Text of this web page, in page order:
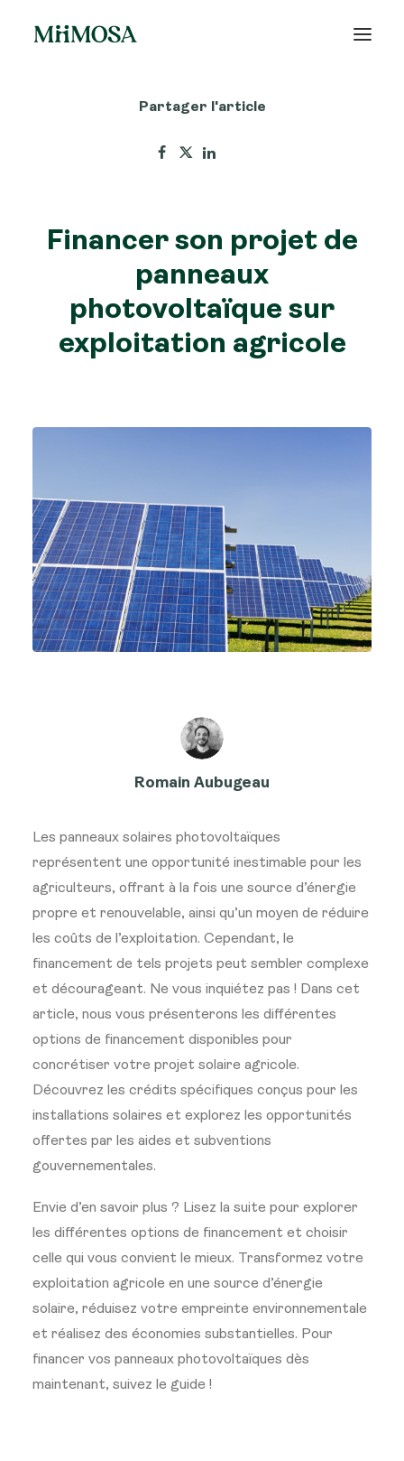
Découvrir MiiMOSA
Recherche
Partager l'article
Financer son projet de
panneaux
photovoltaïque sur
exploitation agricole
Romain Aubugeau
Les panneaux solaires photovoltaïques
représentent une opportunité inestimable pour les
agriculteurs, offrant à la fois une source d’énergie
propre et renouvelable, ainsi qu’un moyen de réduire
les coûts de l’exploitation. Cependant, le
financement de tels projets peut sembler complexe
et décourageant. Ne vous inquiétez pas ! Dans cet
article, nous vous présenterons les différentes
options de financement disponibles pour
concrétiser votre projet solaire agricole.
Découvrez les crédits spécifiques conçus pour les
installations solaires et explorez les opportunités
offertes par les aides et subventions
gouvernementales.
Envie d’en savoir plus ? Lisez la suite pour explorer
les différentes options de financement et choisir
celle qui vous convient le mieux. Transformez votre
exploitation agricole en une source d’énergie
solaire, réduisez votre empreinte environnementale
et réalisez des économies substantielles. Pour
financer vos panneaux photovoltaïques dès
maintenant, suivez le guide !